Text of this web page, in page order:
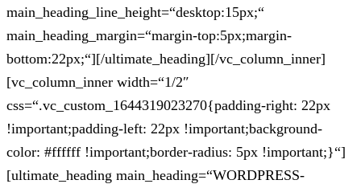
main_heading_line_height=“desktop:15px;“
main_heading_margin=“margin-top:5px;margin-
bottom:22px;“][/ultimate_heading][/vc_column_inner]
[vc_column_inner width=“1/2″
css=“.vc_custom_1644319023270{padding-right: 22px
!important;padding-left: 22px !important;background-
color: #ffffff !important;border-radius: 5px !important;}“]
[ultimate_heading main_heading=“WORDPRESS-